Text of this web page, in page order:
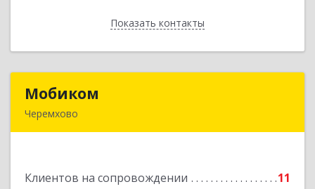
Показать контакты
Назад
Мобиком
Черемхово
Клиентов на сопровождении 11